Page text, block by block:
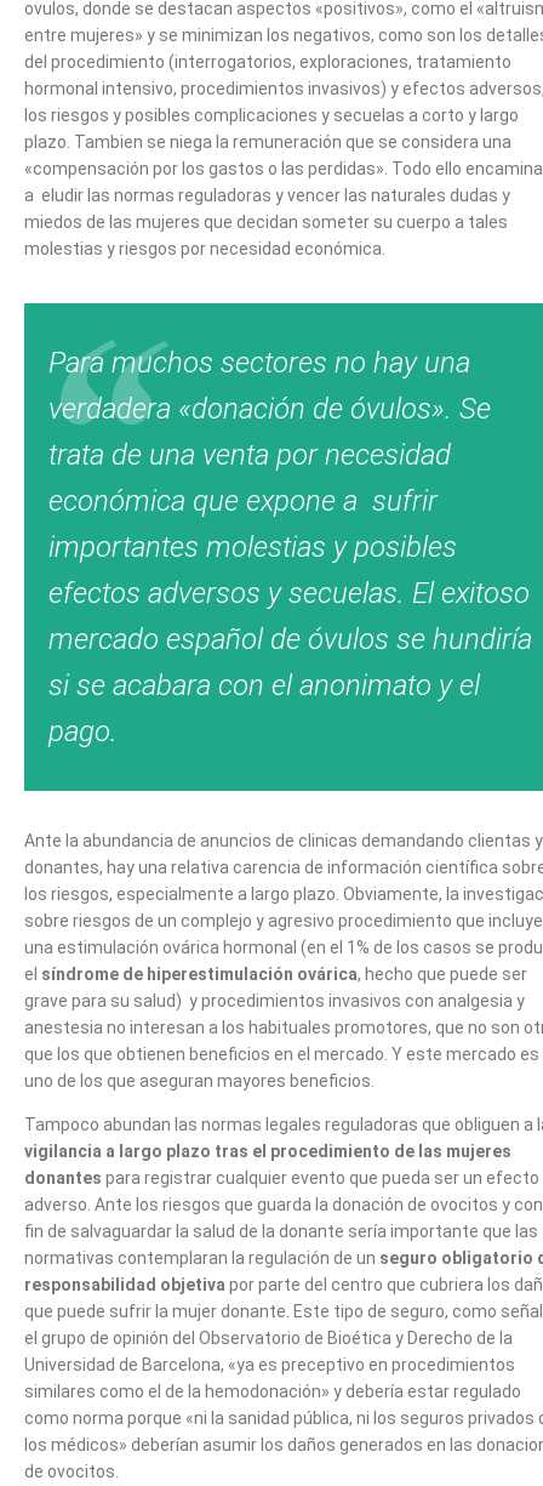
ovulos, donde se destacan aspectos «positivos», como el
entre mujeres» y se minimizan los negativos, como son los
del procedimiento (interrogatorios, exploraciones, tratamiento
hormonal intensivo, procedimientos invasivos) y efectos
los riesgos y posibles complicaciones y secuelas a corto y largo
plazo. Tambien se niega la remuneración que se considera una
«compensación por los gastos o las perdidas». Todo ello
a eludir las normas reguladoras y vencer las naturales dudas y
miedos de las mujeres que decidan someter su cuerpo a tales
molestias y riesgos por necesidad económica.
Para muchos sectores no hay una
verdadera «donación de óvulos». Se
trata de una venta por necesidad
económica que expone a sufrir
importantes molestias y posibles
efectos adversos y secuelas. El exitoso
mercado español de óvulos se hundiría
si se acabara con el anonimato y el
pago.
Ante la abundancia de anuncios de clinicas demandando clientas y
donantes, hay una relativa carencia de información científica
los riesgos, especialmente a largo plazo. Obviamente, la
sobre riesgos de un complejo y agresivo procedimiento que incluye
una estimulación ovárica hormonal (en el 1% de los casos se
el síndrome de hiperestimulación ovárica, hecho que puede ser
grave para su salud) y procedimientos invasivos con analgesia y
anestesia no interesan a los habituales promotores, que no son
que los que obtienen beneficios en el mercado. Y este mercado es
uno de los que aseguran mayores beneficios.
Tampoco abundan las normas legales reguladoras que obliguen a
vigilancia a largo plazo tras el procedimiento de las mujeres
donantes para registrar cualquier evento que pueda ser un efecto
adverso. Ante los riesgos que guarda la donación de ovocitos y
fin de salvaguardar la salud de la donante sería importante que las
normativas contemplaran la regulación de un seguro obligatorio
responsabilidad objetiva por parte del centro que cubriera los
que puede sufrir la mujer donante. Este tipo de seguro, como
el grupo de opinión del Observatorio de Bioética y Derecho de la
Universidad de Barcelona, «ya es preceptivo en procedimientos
similares como el de la hemodonación» y debería estar regulado
como norma porque «ni la sanidad pública, ni los seguros privados
los médicos» deberían asumir los daños generados en las
de ovocitos.